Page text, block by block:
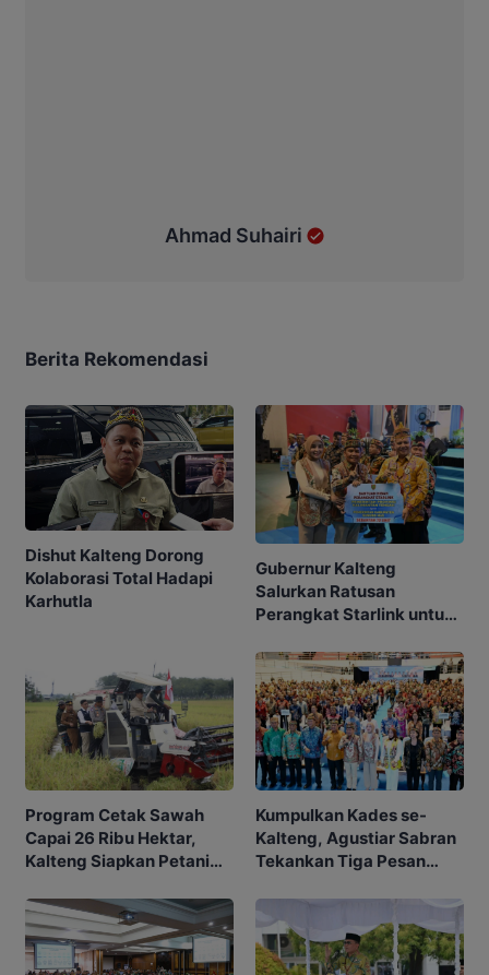
Ahmad Suhairi
Berita Rekomendasi
Dishut Kalteng Dorong
Kolaborasi Total Hadapi
Karhutla
Gubernur Kalteng
Salurkan Ratusan
Perangkat Starlink untuk
Program Cetak Sawah
Capai 26 Ribu Hektar,
Kalteng Siapkan Petani
Kumpulkan Kades se-
Kalteng, Agustiar Sabran
Tekankan Tiga Pesan